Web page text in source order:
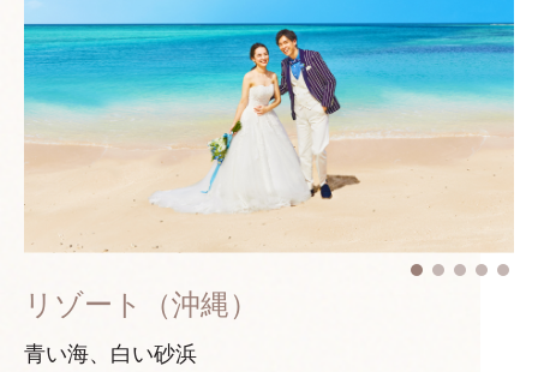
リゾート（沖縄）
青い海、白い砂浜